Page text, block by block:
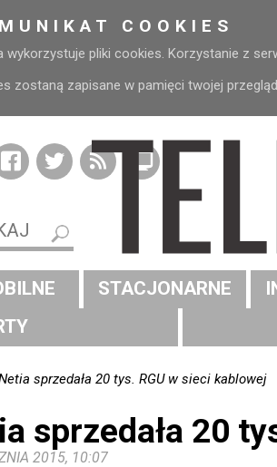
COOKIES
wykorzystuje pliki cookies. Korzystanie z
zostaną zapisane w pamięci twojej
STACJONARNE
sprzedała 20 tys. RGU w sieci kablowej
sprzedała 20
2015, 10:07